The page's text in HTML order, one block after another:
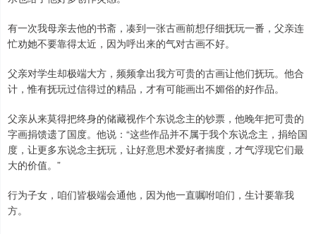
有一次我母亲去他的书斋，凑到一张古画前想仔细抚玩一番，父亲连
忙劝她不要靠得太近，因为呼出来的气对古画不好。
父亲对学生却极端大方，频频拿出我方可贵的古画让他们抚玩。他合
计，惟有抚玩过信得过的精品，才有可能画出不媚俗的好作品。
父亲从来莫得把终身的储藏视作个东说念主的钞票，他晚年把可贵的
字画捐馈遗了国度。他说：“这些作品并不属于我个东说念主，捐给国
度，让更多东说念主抚玩，让好意思术爱好者揣度，才气浮现它们最
大的价值。”
行为子女，咱们皆极端会通他，因为他一直嘱咐咱们，生计要靠我
方。